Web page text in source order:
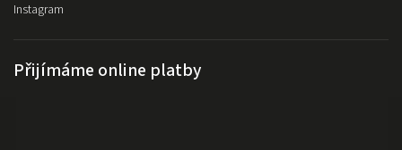
Instagram
Přijímáme online platby